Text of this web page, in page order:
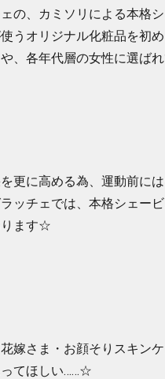
の、カミソリによる本格
うオリジナル化粧品を初
や、各年代層の女性に選
更に高める為、運動前に
ッチェでは、本格シェー
ります☆
嫁さま・お顔そりスキン
ってほしい……☆